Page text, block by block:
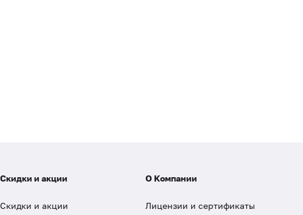
Скидки и акции
Скидки и акции
О Компании
Лицензии и сертификаты